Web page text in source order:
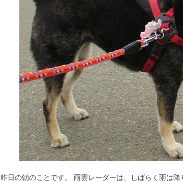
昨日の朝のことです。 雨雲レーダーは、しばらく雨は降